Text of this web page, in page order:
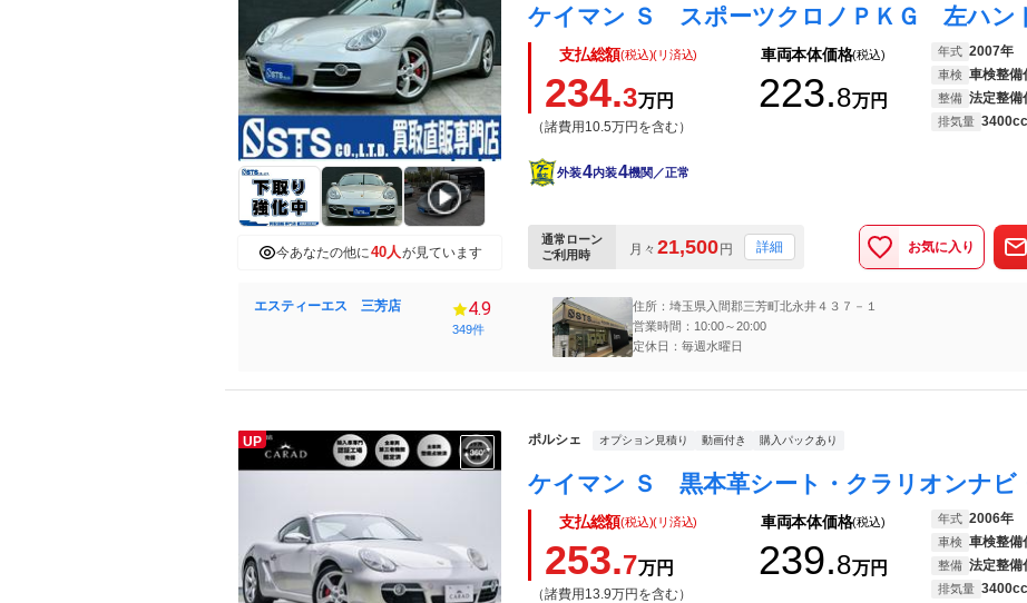
今あなたの他に40人が見ています
支払総額(税込)(リ済込)
234.3万円
（諸費用10.5万円を含む）
車両本体価格(税込)
223.8万円
年式 2007年
車検 車検整備
整備 法定整備
排気量 3400cc
外装4内装4機関／正常
通常ローン
ご利用時
月々 21,500円 詳細 お気に入り
エスティーエス 三芳店 4.9
349件
住所：埼玉県入間郡三芳町北永井４３７－１
営業時間：10:00～20:00
定休日：毎週水曜日
UP ポルシェ オプション見積り 動画付き 購入パックあり
支払総額(税込)(リ済込)
253.7万円
（諸費用13.9万円を含む）
車両本体価格(税込)
239.8万円
年式 2006年
車検 車検整備
整備 法定整備
排気量 3400cc